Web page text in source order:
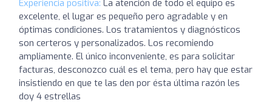
Experiencia positiva: La atención de todo el equipo es
excelente, el lugar es pequeño pero agradable y en
óptimas condiciones. Los tratamientos y diagnósticos
son certeros y personalizados. Los recomiendo
ampliamente. El único inconveniente, es para solicitar
facturas, desconozco cuál es el tema, pero hay que estar
insistiendo en que te las den por ésta última razón les
doy 4 estrellas